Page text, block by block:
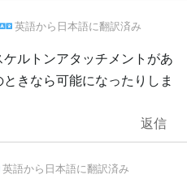
英語から 日本語に翻訳済み
ルトンアタッチメントがあ
きなら可能になったりしま
返信
英語から 日本語に翻訳済み